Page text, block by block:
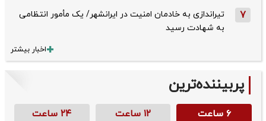
7
تیراندازی به خادمان امنیت در ایرانشهر/ یک مأمور انتظامی
به شهادت رسید
اخبار بیشتر
پربیننده‌ترین
۶ ساعت ۱۲ ساعت ۲۴ ساعت